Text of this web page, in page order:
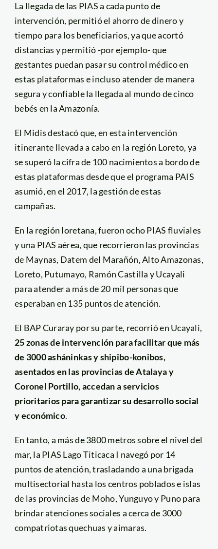
La llegada de las PIAS a cada punto de
intervención, permitió el ahorro de dinero y
tiempo para los beneficiarios, ya que acortó
distancias y permitió -por ejemplo- que
gestantes puedan pasar su control médico en
estas plataformas e incluso atender de manera
segura y confiable la llegada al mundo de cinco
bebés en la Amazonía.
El Midis destacó que, en esta intervención
itinerante llevada a cabo en la región Loreto, ya
se superó la cifra de 100 nacimientos a bordo de
estas plataformas desde que el programa PAIS
asumió, en el 2017, la gestión de estas
campañas.
En la región loretana, fueron ocho PIAS fluviales
y una PIAS aérea, que recorrieron las provincias
de Maynas, Datem del Marañón, Alto Amazonas,
Loreto, Putumayo, Ramón Castilla y Ucayali
para atender a más de 20 mil personas que
esperaban en 135 puntos de atención.
El BAP Curaray por su parte, recorrió en Ucayali,
25 zonas de intervención para facilitar que más
de 3000 asháninkas y shipibo-konibos,
asentados en las provincias de Atalaya y
Coronel Portillo, accedan a servicios
prioritarios para garantizar su desarrollo social
y económico.
En tanto, a más de 3800 metros sobre el nivel del
mar, la PIAS Lago Titicaca I navegó por 14
puntos de atención, trasladando a una brigada
multisectorial hasta los centros poblados e islas
de las provincias de Moho, Yunguyo y Puno para
brindar atenciones sociales a cerca de 3000
compatriotas quechuas y aimaras.